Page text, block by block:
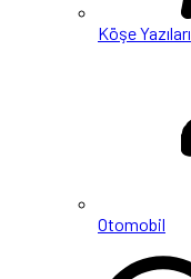
Köşe Yazıları
Otomobil